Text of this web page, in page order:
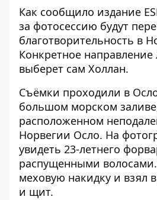
Как сообщило издание
за фотосессию будут
благотворительность в
Конкретное
выберет сам Холлан.
Съёмки проходили в
большом морском
расположенном
Норвегии Осло. На
увидеть 23-летнего
распущенными
меховую накидку и взял
и щит.